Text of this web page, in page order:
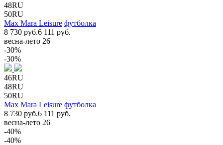
48RU
50RU
Max Mara Leisure футболка
8 730 руб.6 111 руб.
весна-лето 26
-30%
-30%
46RU
48RU
50RU
Max Mara Leisure футболка
8 730 руб.6 111 руб.
весна-лето 26
-40%
-40%